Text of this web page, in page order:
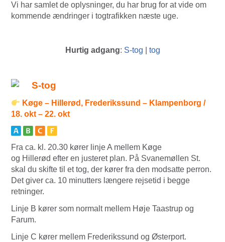
Vi har samlet de oplysninger, du har brug for at vide om
kommende ændringer i togtrafikken næste uge.
Hurtig adgang: S-tog tog
S-tog
Køge – Hillerød, Frederikssund – Klampenborg /
18. okt – 22. okt
Fra ca. kl. 20.30 kører linje A mellem Køge
og Hillerød efter en justeret plan. På Svanemøllen St.
skal du skifte til et tog, der kører fra den modsatte perron.
Det giver ca. 10 minutters længere rejsetid i begge
retninger.
Linje B kører som normalt mellem Høje Taastrup og
Farum.
Linje C kører mellem Frederikssund og Østerport.